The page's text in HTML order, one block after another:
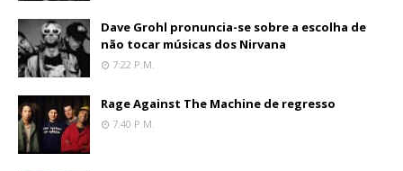
Dave Grohl pronuncia-se sobre a escolha de
não tocar músicas dos Nirvana
7:22 P.m.
Rage Against The Machine de regresso
7:40 P.m.